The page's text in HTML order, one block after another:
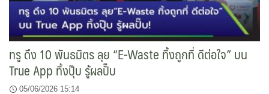
ทรู ดึง 10 พันธมิตร ลุย “E-Waste ทิ้งถูกที่ ดีต่อใจ” บน
True App ทิ้งปุ๊บ รู้ผลปั๊บ
05/06/2026 15:14